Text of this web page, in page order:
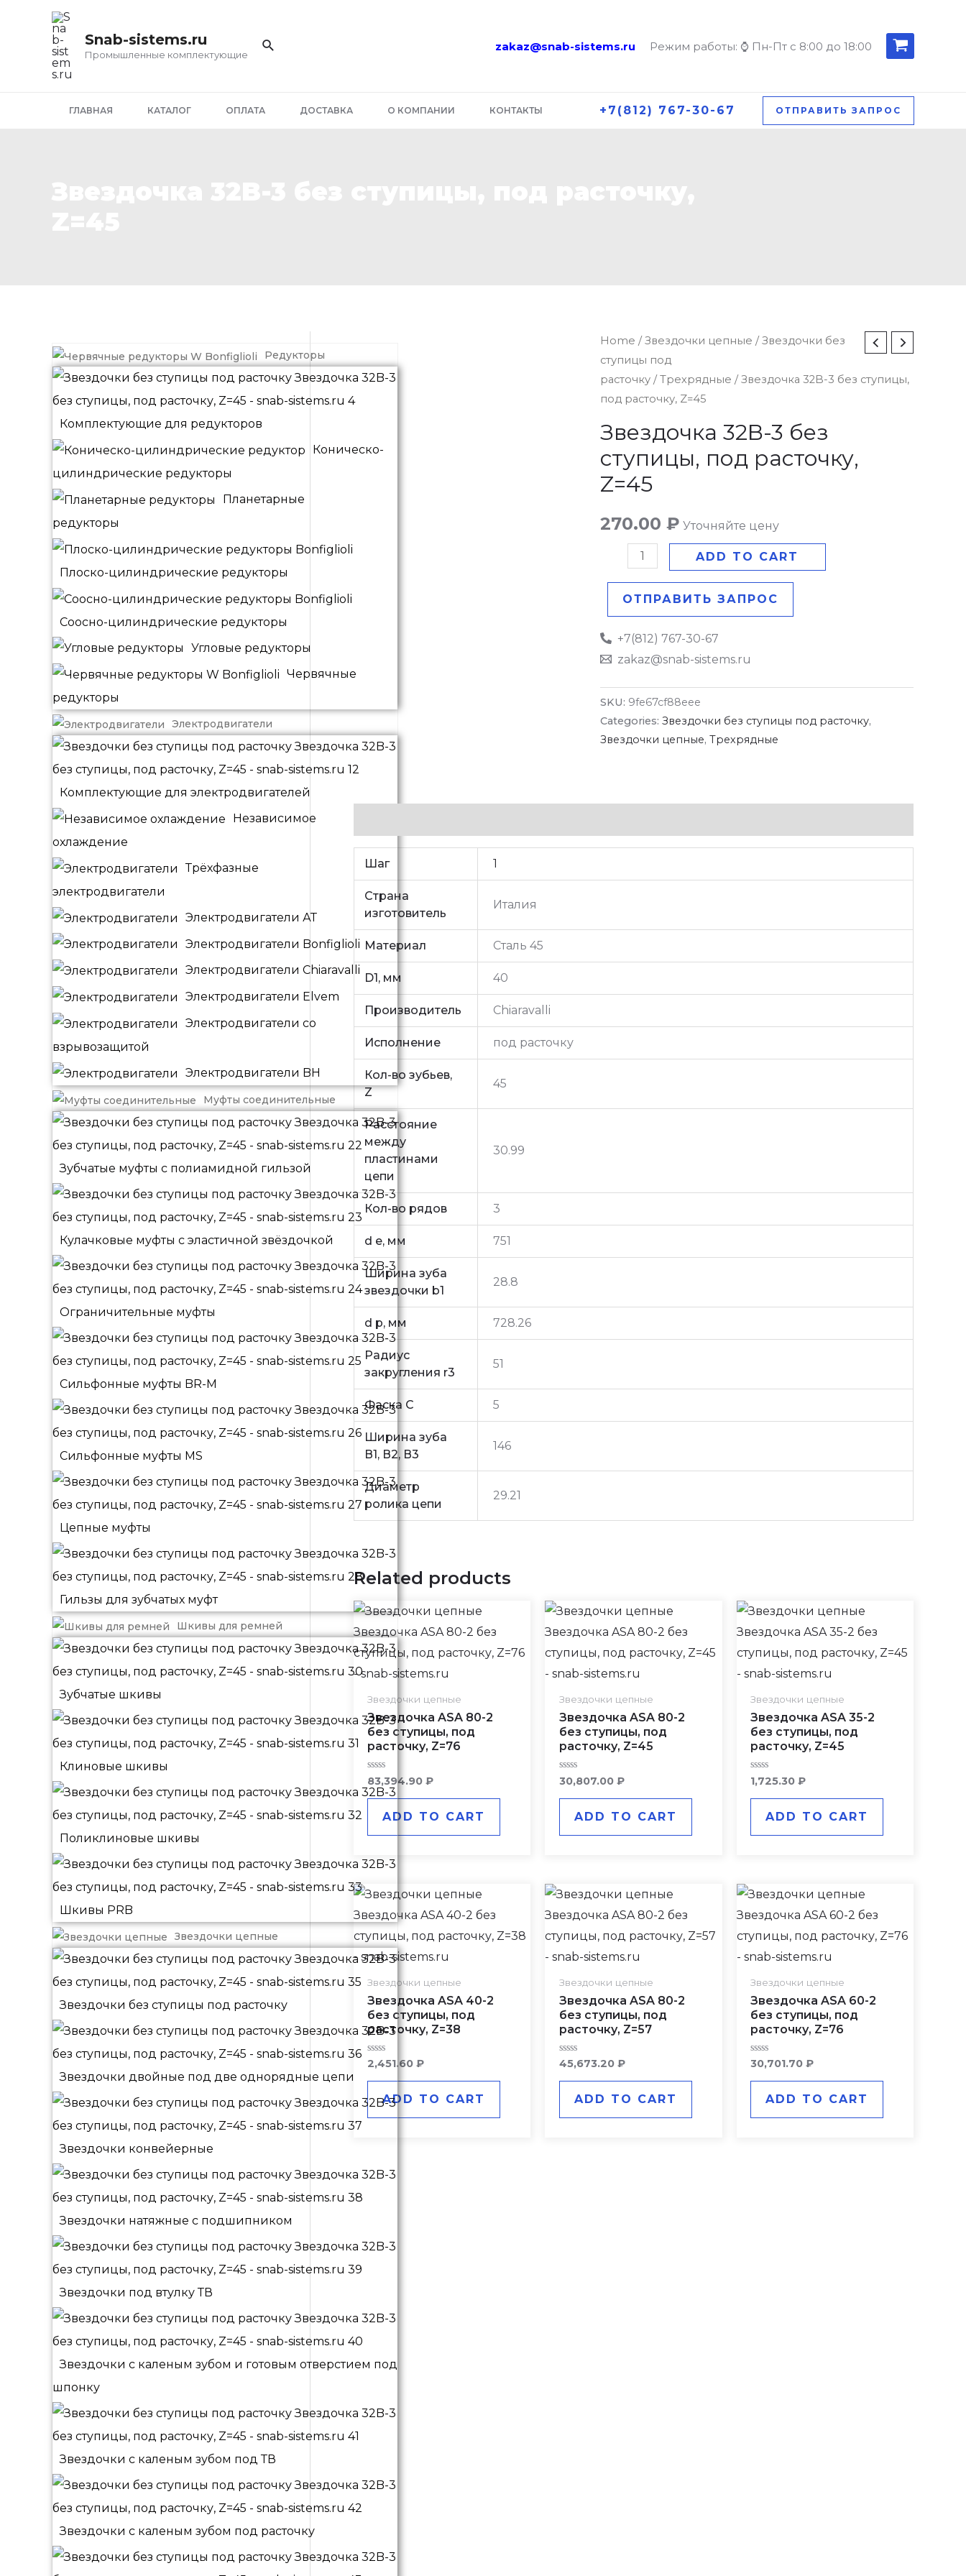
Перейти
содержимому
Snab-sistems.ru
Промышленные комплектующие
zakaz@snab-sistems.ru Режим работы: ⌚ Пн-Пт с 8:00 до 18:00
ГЛАВНАЯ КАТАЛОГ ОПЛАТА ДОСТАВКА О КОМПАНИИ КОНТАКТЫ +7(812) 767-30-67 ОТПРАВИТЬ ЗАПРОС
Редукторы
Комплектующие для редукторов
Коническо-
цилиндрические редукторы
Планетарные
редукторы
Плоско-цилиндрические редукторы
Соосно-цилиндрические редукторы
Угловые редукторы
Червячные
редукторы
Электродвигатели
Комплектующие для электродвигателей
Независимое
охлаждение
Трёхфазные
электродвигатели
Электродвигатели АТ
Электродвигатели Bonfiglioli
Электродвигатели Chiaravalli
Электродвигатели Elvem
Электродвигатели со
взрывозащитой
Электродвигатели BH
Муфты соединительные
Зубчатые муфты с полиамидной гильзой
Кулачковые муфты с эластичной звёздочкой
Ограничительные муфты
Сильфонные муфты BR-M
Сильфонные муфты MS
Цепные муфты
Гильзы для зубчатых муфт
Шкивы для ремней
Зубчатые шкивы
Клиновые шкивы
Поликлиновые шкивы
Шкивы PRB
Звездочки цепные
Звездочки без ступицы под расточку
Звездочки двойные под две однорядные цепи
Звездочки конвейерные
Звездочки натяжные с подшипником
Звездочки под втулку ТВ
Звездочки с каленым зубом и готовым отверстием под
шпонку
Звездочки с каленым зубом под ТВ
Звездочки с каленым зубом под расточку
Home / Звездочки цепные / Звездочки без
ступицы под
расточку/ Трехрядные / Звездочка 32B-3 без ступицы,
под расточку, Z=45
Звездочка 32B-3 без
ступицы, под расточку,
Z=45
270.00 ₽ Уточняйте цену
Звездочка
32B-
3
без
ступицы,
расточку,
Z=45
ADD TO CART
ОТПРАВИТЬ ЗАПРОС
+7(812) 767-30-67
zakaz@snab-sistems.ru
SKU: 9fe67cf88eee
Categories: Звездочки без ступицы под расточку,
Звездочки цепные, Трехрядные
Шаг 1
Страна
изготовитель
Италия
Материал Сталь 45
D1, мм 40
Производитель Chiaravalli
Исполнение под расточку
Кол-во зубьев,
Z
45
Расстояние
между
пластинами
цепи
30.99
Кол-во рядов 3
d e, мм 751
Ширина зуба
звездочки b1
28.8
d p, мм 728.26
Радиус
закругления r3
51
Фаска C 5
Ширина зуба
В1, В2, В3
146
Диаметр
ролика цепи
29.21
Related products
Звездочки цепные
Звездочка ASA 80-2
без ступицы, под
расточку, Z=76
Rated
0
out
83,394.90₽
ADD TO CART
Звездочки цепные
Звездочка ASA 80-2
без ступицы, под
расточку, Z=45
Rated
0
out
30,807.00 ₽
ADD TO CART
Звездочки цепные
Звездочка ASA 35-2
без ступицы, под
расточку, Z=45
Rated
0
out
1,725.30 ₽
ADD TO CART
Звездочки цепные
Звездочка ASA 40-2
без ступицы, под
расточку, Z=38
Rated
out
5
2,451.60₽
ADD TO CART
Звездочки цепные
Звездочка ASA 80-2
без ступицы, под
расточку, Z=57
Rated
out
45,673.20 ₽
ADD TO CART
Звездочки цепные
Звездочка ASA 60-2
без ступицы, под
расточку, Z=76
Rated
out
30,701.70 ₽
ADD TO CART